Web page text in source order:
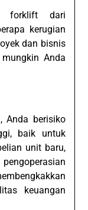
forklift dari
kerugian
dan bisnis
Anda
Anda berisiko
baik untuk
unit baru,
keuangan